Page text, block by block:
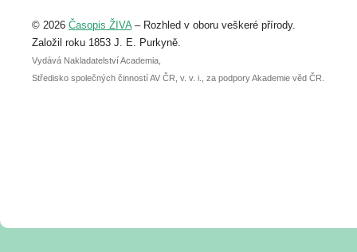
abstraktu přihlášené přednášky nebo
posteru je už 30. června.
© 2026 Časopis ŽIVA– Rozhled v oboru veškeré přírody.
Založil roku 1853 J. E. Purkyně.
Vydává Nakladatelství Academia,
Středisko společných činností AV ČR, v. v. i., za podpory Akademie věd ČR.